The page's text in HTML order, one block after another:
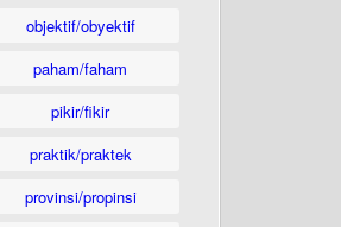
objektif/obyektif
paham/faham
pikir/fikir
praktik/praktek
provinsi/propinsi